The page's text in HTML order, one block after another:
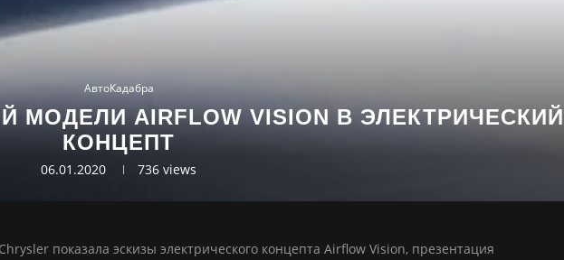
АвтоКадабра
AIRFLOW VISION В ЭЛЕКТРИЧЕСКИЙ
КОНЦЕПТ
06.01.2020 736 views
показала эскизы электрического концепта Airflow Vision, презентация